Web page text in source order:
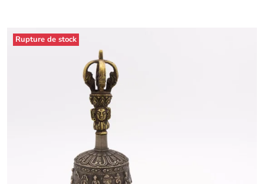
Rupture de stock